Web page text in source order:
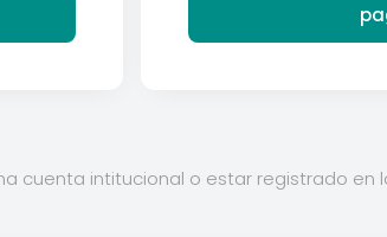
cuenta intitucional o estar registrado